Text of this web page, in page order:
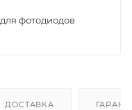
для фотодиодов
ДОСТАВКА